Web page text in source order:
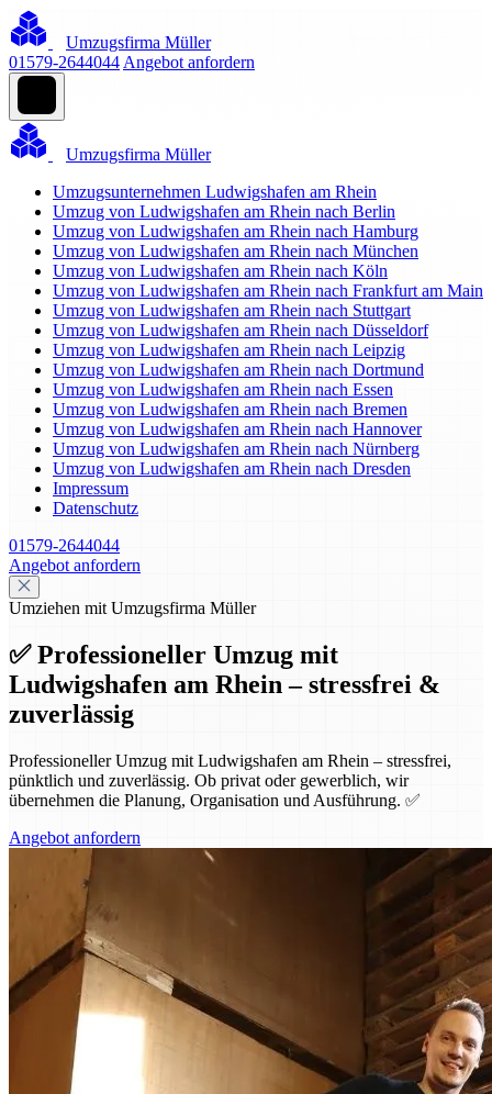
Umzugsfirma Müller
01579-2644044 Angebot anfordern
Umzugsfirma Müller
Umzugsunternehmen Ludwigshafen am Rhein
Umzug von Ludwigshafen am Rhein nach Berlin
Umzug von Ludwigshafen am Rhein nach Hamburg
Umzug von Ludwigshafen am Rhein nach München
Umzug von Ludwigshafen am Rhein nach Köln
Umzug von Ludwigshafen am Rhein nach Frankfurt am Main
Umzug von Ludwigshafen am Rhein nach Stuttgart
Umzug von Ludwigshafen am Rhein nach Düsseldorf
Umzug von Ludwigshafen am Rhein nach Leipzig
Umzug von Ludwigshafen am Rhein nach Dortmund
Umzug von Ludwigshafen am Rhein nach Essen
Umzug von Ludwigshafen am Rhein nach Bremen
Umzug von Ludwigshafen am Rhein nach Hannover
Umzug von Ludwigshafen am Rhein nach Nürnberg
Umzug von Ludwigshafen am Rhein nach Dresden
Impressum
Datenschutz
01579-2644044
Angebot anfordern
Umziehen mit Umzugsfirma Müller
✅ Professioneller Umzug mit
Ludwigshafen am Rhein – stressfrei &
zuverlässig
Professioneller Umzug mit Ludwigshafen am Rhein – stressfrei,
pünktlich und zuverlässig. Ob privat oder gewerblich, wir
übernehmen die Planung, Organisation und Ausführung. ✅
Angebot anfordern